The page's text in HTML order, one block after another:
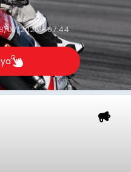
07/2026 - 07:44